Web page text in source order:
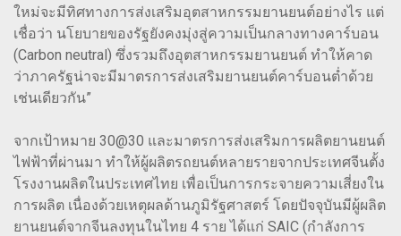
ใหม่จะมีทิศทางการส่งเสริมอุตสาหกรรมยานยนต์อย่างไร แต่
เชื่อว่า นโยบายของรัฐยังคงมุ่งสู่ความเป็นกลางทางคาร์บอน
(Carbon neutral) ซึ่งรวมถึงอุตสาหกรรมยานยนต์ ทำให้คาด
ว่าภาครัฐน่าจะมีมาตรการส่งเสริมยานยนต์คาร์บอนต่ำด้วย
เช่นเดียวกัน”
จากเป้าหมาย 30@30 และมาตรการส่งเสริมการผลิตยานยนต์
ไฟฟ้าที่ผ่านมา ทำให้ผู้ผลิตรถยนต์หลายรายจากประเทศจีนตั้ง
โรงงานผลิตในประเทศไทย เพื่อเป็นการกระจายความเสี่ยงใน
การผลิต เนื่องด้วยเหตุผลด้านภูมิรัฐศาสตร์ โดยปัจจุบันมีผู้ผลิต
ยานยนต์จากจีนลงทุนในไทย 4 ราย ได้แก่ SAIC (กำลังการ